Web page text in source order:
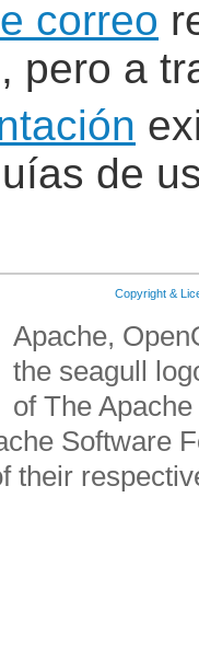
correo
pero a
de
Copyright &
Apache,
the seagull
of The
Software
their